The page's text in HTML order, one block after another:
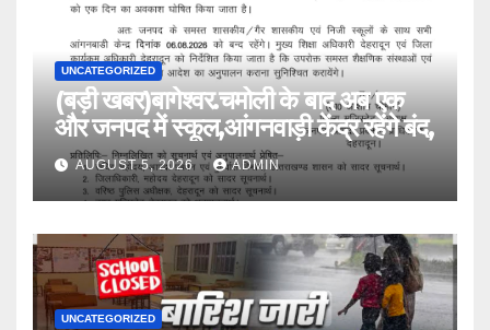
UNCATEGORIZED
(बड़ी खबर)बागेश्वर.चमोली के बाद अब एक
और जनपद में स्कूल,आंगनवाड़ी केंद्र रहेंगे बंद,
AUGUST 5, 2026 ADMIN
UNCATEGORIZED